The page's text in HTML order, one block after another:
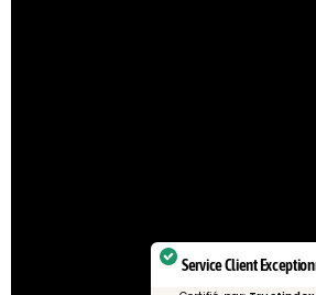
Service Client